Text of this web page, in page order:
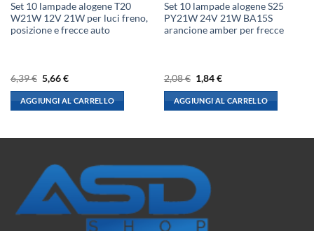
Set 10 lampade alogene T20
W21W 12V 21W per luci freno,
posizione e frecce auto
6,39€ Il
prezzo
originale
era:
6,39 €.
5,66€Il
attuale
è:
5,66 €.
AGGIUNGI AL CARRELLO
Set 10 lampade alogene S25
PY21W 24V 21W BA15S
arancione amber per frecce
2,08€ Il
prezzo
originale
era:
2,08 €.
1,84€Il
attuale
è:
1,84 €.
AGGIUNGI AL CARRELLO